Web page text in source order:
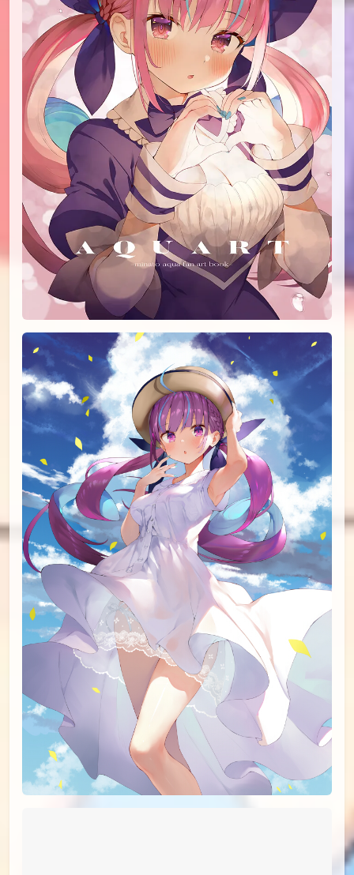
id=78322391